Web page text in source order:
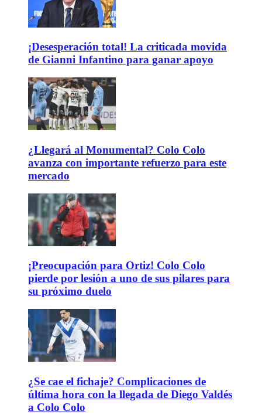
¡Desesperación total! La criticada movida
de Gianni Infantino para ganar apoyo
¿Llegará al Monumental? Colo Colo
avanza con importante refuerzo para este
mercado
¡Preocupación para Ortiz! Colo Colo
pierde por lesión a uno de sus pilares para
su próximo duelo
¿Se cae el fichaje? Complicaciones de
última hora con la llegada de Diego Valdés
a Colo Colo